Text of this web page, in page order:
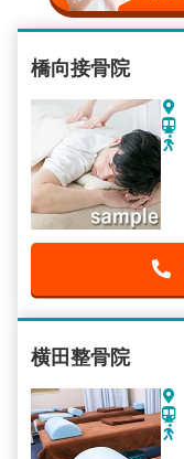
橋向接骨院
横田整骨院